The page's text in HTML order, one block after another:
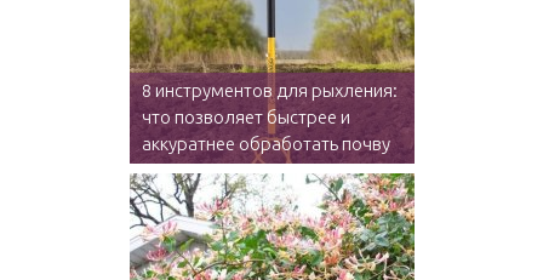
8 инструментов для рыхления:
что позволяет быстрее и
аккуратнее обработать почву